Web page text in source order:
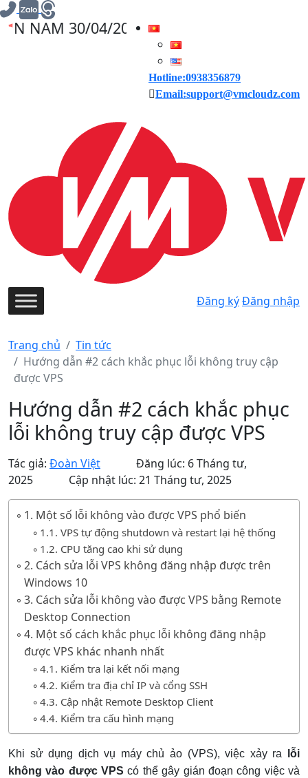
30/04/2025, VMCLOUDZ GIẢM GIÁ 30%
Hotline:0938356879
Email:support@vmcloudz.com
Đăng kýĐăng nhập
Trang chủ
Tin tức
Hướng dẫn #2 cách khắc phục lỗi không truy cập
được VPS
Hướng dẫn #2 cách khắc phục
lỗi không truy cập được VPS
Tác giả: Đoàn Việt
Đăng lúc: 6 Tháng tư,
2025
Cập nhật lúc: 21 Tháng tư, 2025
1. Một số lỗi không vào được VPS phổ biến
1.1. VPS tự động shutdown và restart lại hệ thống
1.2. CPU tăng cao khi sử dụng
2. Cách sửa lỗi VPS không đăng nhập được trên
Windows 10
3. Cách sửa lỗi không vào được VPS bằng Remote
Desktop Connection
4. Một số cách khắc phục lỗi không đăng nhập
được VPS khác nhanh nhất
4.1. Kiểm tra lại kết nối mạng
4.2. Kiểm tra địa chỉ IP và cổng SSH
4.3. Cập nhật Remote Desktop Client
4.4. Kiểm tra cấu hình mạng
​Khi sử dụng dịch vụ máy chủ ảo (VPS), việc xảy ra
lỗi
không vào được VPS có thể gây gián đoạn công việc và